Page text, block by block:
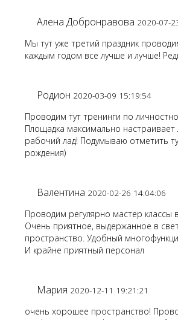
Алена Добронравова 2020-07-
Мы тут уже третий праздник
каждым годом все лучше и лучше!
Родион 2020-03-09 15:19:54
Проводим тут тренинги по
Площадка максимально настраивает
рабочий лад! Подумываю отметить
рождения)
Валентина 2020-02-26 14:04:06
Проводим регулярно мастер классы
Очень приятное, выдержанное в
пространство. Удобный
И крайне приятный персонал
Мария 2020-12-11 19:21:21
очень хорошее пространство!